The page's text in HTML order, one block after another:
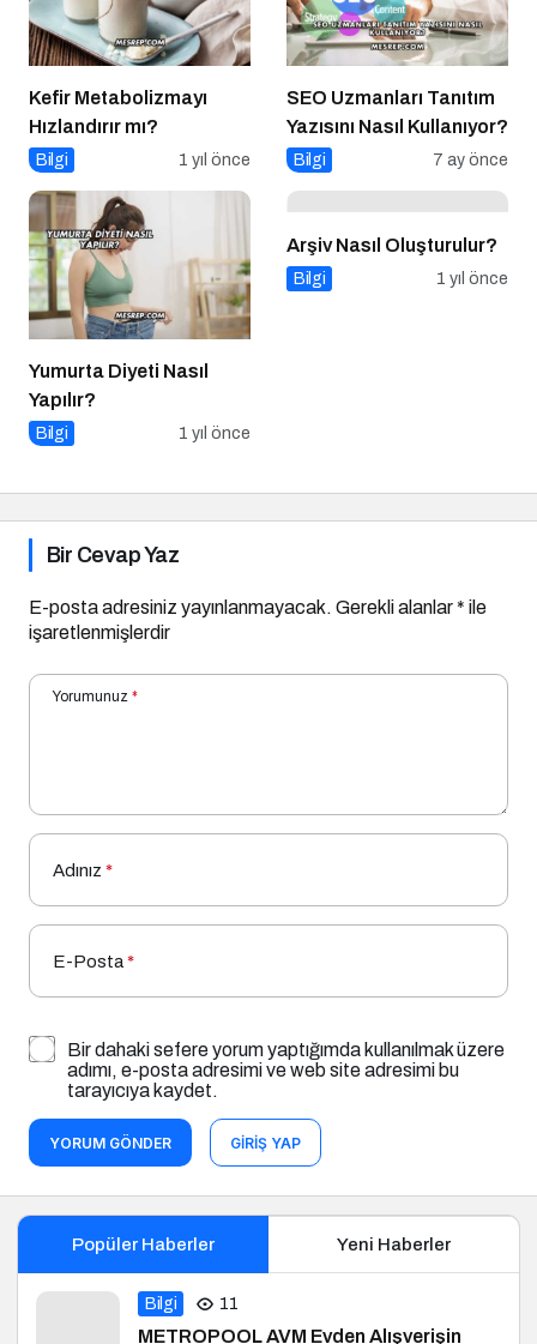
Kefir Metabolizmayı
Hızlandırır mı?
Bilgi 1 yıl önce
SEO Uzmanları Tanıtım
Yazısını Nasıl Kullanıyor?
Bilgi 7 ay önce
Yumurta Diyeti Nasıl
Yapılır?
Bilgi 1 yıl önce
Arşiv Nasıl Oluşturulur?
Bilgi 1 yıl önce
Bir Cevap Yaz
E-posta adresiniz yayınlanmayacak. Gerekli alanlar* ile
işaretlenmişlerdir
Yorumunuz *
Adınız *
E-Posta*
Bir dahaki sefere yorum yaptığımda kullanılmak üzere
adımı, e-posta adresimi ve web site adresimi bu
tarayıcıya kaydet.
YORUM GÖNDER GIRIŞ YAP
Popüler Haberler Yeni Haberler
Bilgi 11
METROPOOL AVM Evden Alışverişin